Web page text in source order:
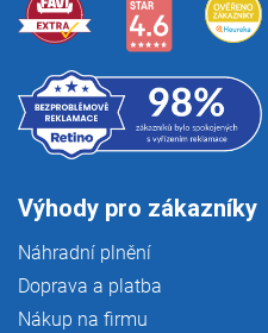
Výhody pro zákazníky
Náhradní plnění
Doprava a platba
Nákup na firmu